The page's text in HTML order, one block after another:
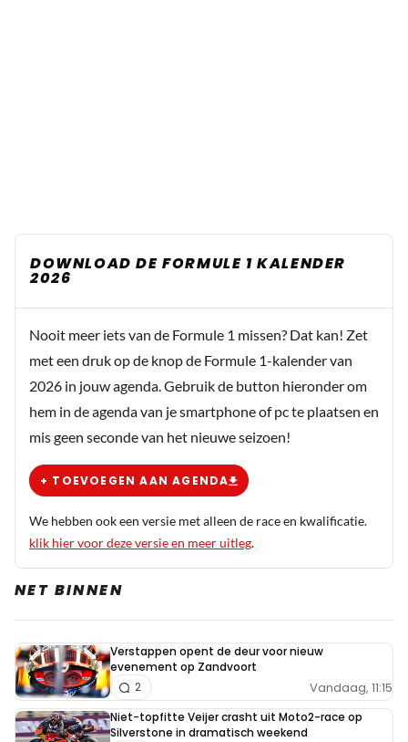
DOWNLOAD DE FORMULE 1 KALENDER
2026
Nooit meer iets van de Formule 1 missen? Dat kan! Zet
met een druk op de knop de Formule 1-kalender van
2026 in jouw agenda. Gebruik de button hieronder om
hem in de agenda van je smartphone of pc te plaatsen en
mis geen seconde van het nieuwe seizoen!
+ TOEVOEGEN AAN AGENDA
We hebben ook een versie met alleen de race en kwalificatie.
klik hier voor deze versie en meer uitleg.
NET BINNEN
Verstappen opent de deur voor nieuw
evenement op Zandvoort
Vandaag, 11:15
2
Niet-topfitte Veijer crasht uit Moto2-race op
Silverstone in dramatisch weekend